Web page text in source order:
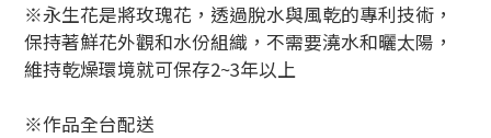
※永生花是將玫瑰花，透過脫水與風乾的專利技術，
保持著鮮花外觀和水份組織，不需要澆水和曬太陽，
維持乾燥環境就可保存2~3年以上
※作品全台配送